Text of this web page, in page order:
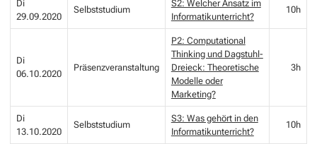
Di
29.09.2020
Selbststudium
S2: Welcher Ansatz im
Informatikunterricht?
10h
Di
06.10.2020
Präsenzveranstaltung
P2: Computational
Thinking und Dagstuhl-
Dreieck: Theoretische
Modelle oder
Marketing?
3h
Di
13.10.2020
Selbststudium
S3: Was gehört in den
Informatikunterricht?
10h